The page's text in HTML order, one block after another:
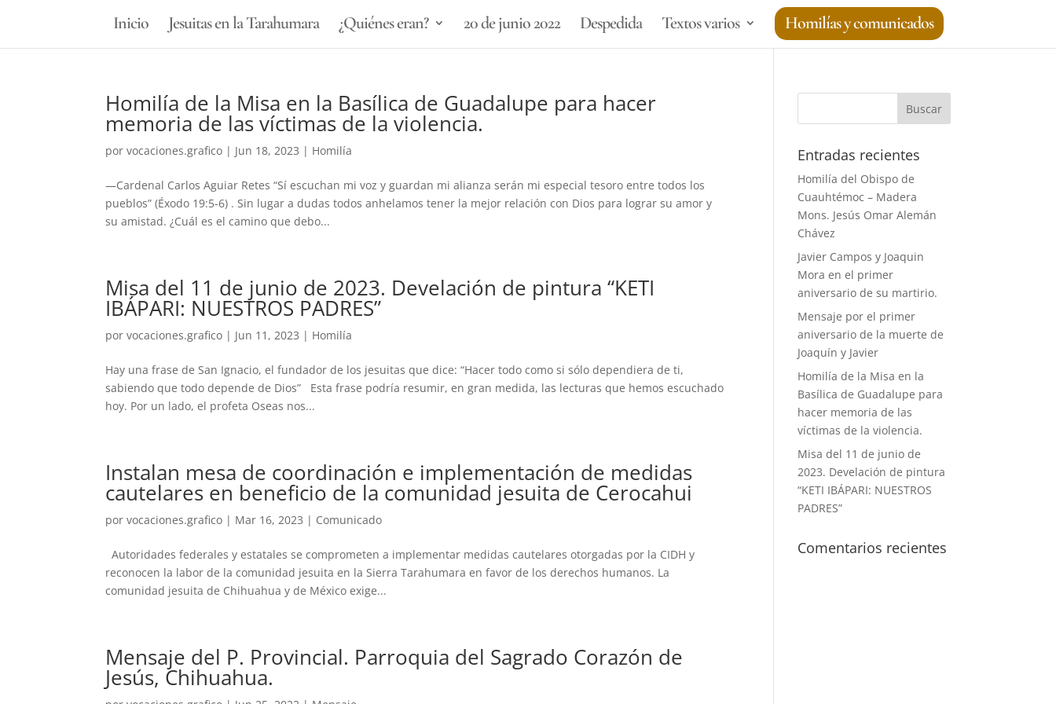
Inicio Jesuitas en la Tarahumara ¿Quiénes eran? 20 de junio 2022 Despedida Textos varios Homilías y comunicados
Homilía de la Misa en la Basílica de Guadalupe para hacer
memoria de las víctimas de la violencia.
porvocaciones.grafico | Jun 18, 2023 | Homilía
—Cardenal Carlos Aguiar Retes “Sí escuchan mi voz y guardan mi alianza serán mi especial tesoro entre todos los
pueblos” (Éxodo 19:5-6) . Sin lugar a dudas todos anhelamos tener la mejor relación con Dios para lograr su amor y
su amistad. ¿Cuál es el camino que debo...
Misa del 11 de junio de 2023. Develación de pintura “KETI
IBÁPARI: NUESTROS PADRES”
porvocaciones.grafico | Jun 11, 2023 | Homilía
Hay una frase de San Ignacio, el fundador de los jesuitas que dice: “Hacer todo como si sólo dependiera de ti,
sabiendo que todo depende de Dios” Esta frase podría resumir, en gran medida, las lecturas que hemos escuchado
hoy. Por un lado, el profeta Oseas nos...
Instalan mesa de coordinación e implementación de medidas
cautelares en beneficio de la comunidad jesuita de Cerocahui
porvocaciones.grafico | Mar 16, 2023 | Comunicado
Autoridades federales y estatales se comprometen a implementar medidas cautelares otorgadas por la CIDH y
reconocen la labor de la comunidad jesuita en la Sierra Tarahumara en favor de los derechos humanos. La
comunidad jesuita de Chihuahua y de México exige...
Mensaje del P. Provincial. Parroquia del Sagrado Corazón de
Jesús, Chihuahua.
Entradas recientes
Homilía del Obispo de
Cuauhtémoc – Madera
Mons. Jesús Omar Alemán
Chávez
Javier Campos y Joaquin
Mora en el primer
aniversario de su martirio.
Mensaje por el primer
aniversario de la muerte de
Joaquín y Javier
Homilía de la Misa en la
Basílica de Guadalupe para
hacer memoria de las
víctimas de la violencia.
Misa del 11 de junio de
2023. Develación de pintura
“KETI IBÁPARI: NUESTROS
PADRES”
Comentarios recientes